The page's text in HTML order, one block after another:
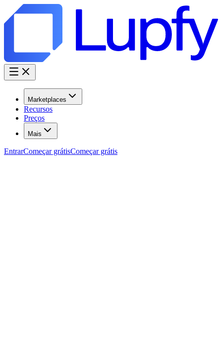
Marketplaces
Recursos
Preços
Mais
EntrarComeçar grátisComeçar grátis